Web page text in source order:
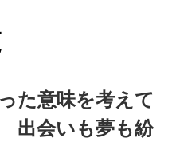
た意味を考えて
出会いも夢も紛